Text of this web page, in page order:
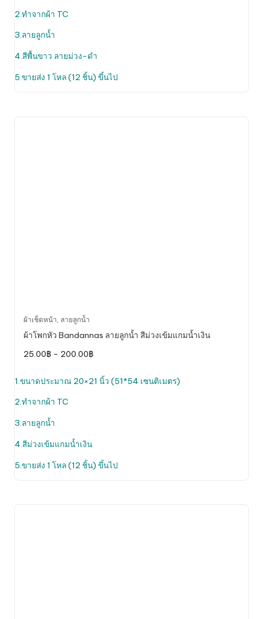
may
be
chosen
on
the
2.ทำจากผ้า TC
3.ลายลูกน้ำ
4.สีพื้นขาว ลายม่วง-ดำ
5.ขายส่ง 1 โหล (12 ชิ้น) ขึ้นไป
This
has
multiple
The
be
on
the
ผ้าเช็ดหน้า, ลายลูกน้ำ
ผ้าโพกหัว Bandannas ลายลูกน้ำ สีม่วงเข้มแกมน้ำเงิน
25.00฿ – 200.00฿Price
through
200.00฿
1.ขนาดประมาณ 20×21 นิ้ว (51*54 เซนติเมตร)
2.ทำจากผ้า TC
3.ลายลูกน้ำ
4.สีม่วงเข้มแกมน้ำเงิน
5.ขายส่ง 1 โหล (12 ชิ้น) ขึ้นไป